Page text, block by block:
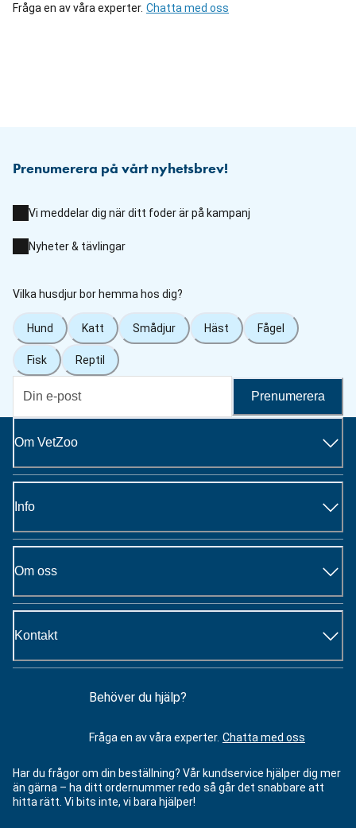
Fråga en av våra experter. Chatta med oss
Prenumerera på vårt nyhetsbrev!
Vi meddelar dig när ditt foder är på kampanj
Nyheter & tävlingar
Vilka husdjur bor hemma hos dig?
Hund Katt Smådjur Häst Fågel
Fisk Reptil
Prenumerera
Om VetZoo
Info
Om oss
Kontakt
Behöver du hjälp?
Fråga en av våra experter. Chatta med oss
Har du frågor om din beställning? Vår kundservice hjälper dig mer
än gärna – ha ditt ordernummer redo så går det snabbare att
hitta rätt. Vi bits inte, vi bara hjälper!